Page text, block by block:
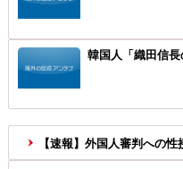
韓国人「織田信
【速報】外国人審判への